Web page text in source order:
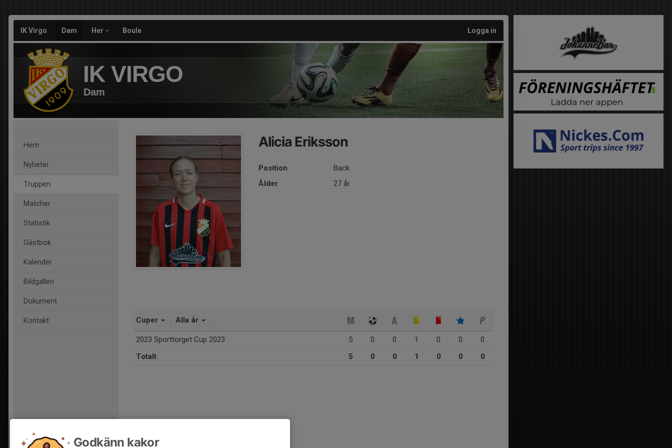
IK Virgo Dam Her Boule Logga in
IK VIRGO
Dam
Hem
Nyheter
Truppen
Matcher
Statistik
Gästbok
Kalender
Bildgalleri
Dokument
Kontakt
Alicia Eriksson
Position
Back
Ålder
27 år
Cuper Alla år
2023 Sporttorget Cup 2023 5 0 0 1 0 0
0
Totalt
5 0 0 1 0 0 0
Godkänn kakor